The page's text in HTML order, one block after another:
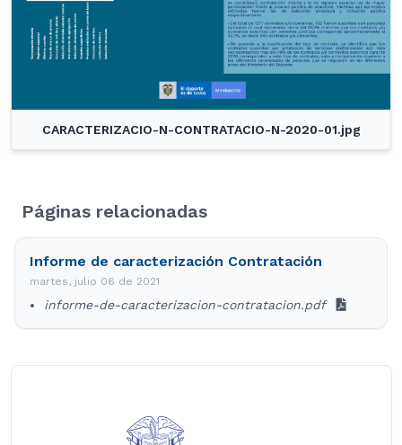
CARACTERIZACIO-N-CONTRATACIO-N-2020-01.jpg
Páginas relacionadas
Informe de caracterización Contratación
martes, julio 06 de 2021
informe-de-caracterizacion-contratacion.pdf